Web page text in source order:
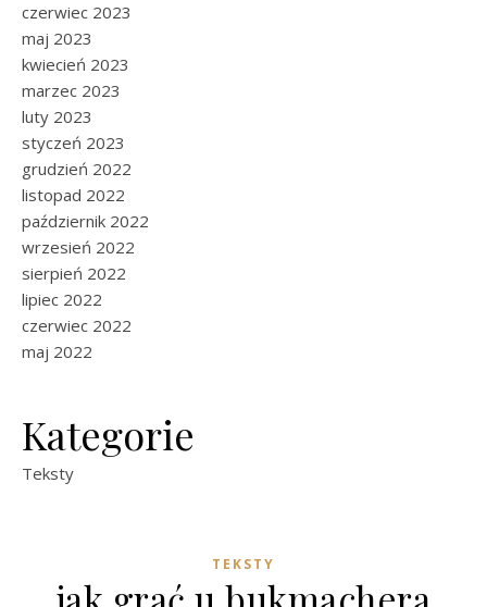
czerwiec 2023
maj 2023
kwiecień 2023
marzec 2023
luty 2023
styczeń 2023
grudzień 2022
listopad 2022
październik 2022
wrzesień 2022
sierpień 2022
lipiec 2022
czerwiec 2022
maj 2022
Kategorie
Teksty
TEKSTY